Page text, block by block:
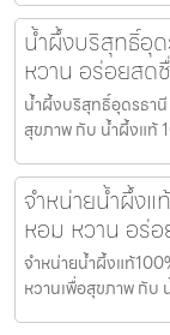
น้ำผึ้งบริสุทธิ์อุ
หวาน อร่อยสด
น้ำผึ้งบริสุทธิ์อุดรธา
สุขภาพ กับ น้ำผึ้งแท้
จำหน่ายน้ำผึ้ง
หอม หวาน อร่
จำหน่ายน้ำผึ้งแท้
หวานเพื่อสุขภาพ กับ